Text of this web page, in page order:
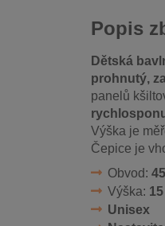
Popis
Dětská
prohnutý,
panelů
Výška je
Čepice je
Obvod:
Výška:
Unisex